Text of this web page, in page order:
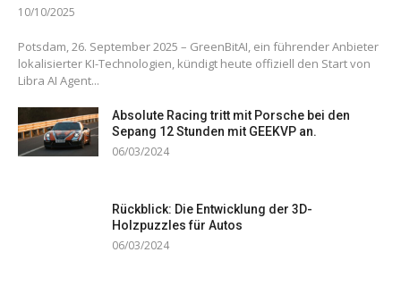
10/10/2025
Potsdam, 26. September 2025 – GreenBitAI, ein führender Anbieter
lokalisierter KI-Technologien, kündigt heute offiziell den Start von
Libra AI Agent...
Absolute Racing tritt mit Porsche bei den
Sepang 12 Stunden mit GEEKVP an.
06/03/2024
Rückblick: Die Entwicklung der 3D-
Holzpuzzles für Autos
06/03/2024